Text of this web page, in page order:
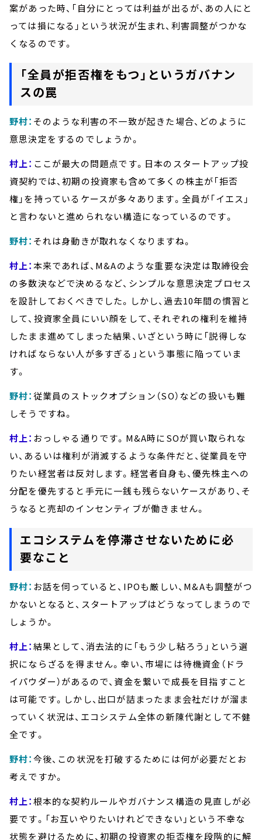
案があった時、「自分にとっては利益が出るが、あの人にと
っては損になる」という状況が生まれ、利害調整がつかな
くなるのです。
「全員が拒否権をもつ」というガバナン
スの罠
野村： そのような利害の不一致が起きた場合、どのように
意思決定をするのでしょうか。
村上： ここが最大の問題点です。日本のスタートアップ投
資契約では、初期の投資家も含めて多くの株主が「拒否
権」を持っているケースが多々あります。全員が「イエス」
と言わないと進められない構造になっているのです。
野村： それは身動きが取れなくなりますね。
村上：本来であれば、M&Aのような重要な決定は取締役会
の多数決などで決めるなど、シンプルな意思決定プロセス
を設計しておくべきでした。しかし、過去10年間の慣習と
して、投資家全員にいい顔をして、それぞれの権利を維持
したまま進めてしまった結果、いざという時に「説得しな
ければならない人が多すぎる」という事態に陥っていま
す。
野村：従業員のストックオプション（SO）などの扱いも難
しそうですね。
村上： おっしゃる通りです。M&A時にSOが買い取られな
い、あるいは権利が消滅するような条件だと、従業員を守
りたい経営者は反対します。経営者自身も、優先株主への
分配を優先すると手元に一銭も残らないケースがあり、そ
うなると売却のインセンティブが働きません。
エコシステムを停滞させないために必
要なこと
野村： お話を伺っていると、IPOも厳しい、M&Aも調整がつ
かないとなると、スタートアップはどうなってしまうので
しょうか。
村上：結果として、消去法的に「もう少し粘ろう」という選
択にならざるを得ません。幸い、市場には待機資金（ドラ
イパウダー）があるので、資金を繋いで成長を目指すこと
は可能です。しかし、出口が詰まったまま会社だけが溜ま
っていく状況は、エコシステム全体の新陳代謝として不健
全です。
野村：今後、この状況を打破するためには何が必要だとお
考えですか。
村上：根本的な契約ルールやガバナンス構造の見直しが必
要です。「お互いやりたいけれどできない」という不幸な
状態を避けるために、初期の投資家の拒否権を段階的に解